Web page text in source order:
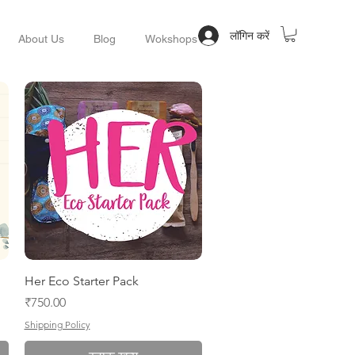
लॉगिन करें
About Us Blog Wokshops
त्वरित दृश्य
Her Eco Starter Pack
मूल्य
₹750.00
Shipping Policy